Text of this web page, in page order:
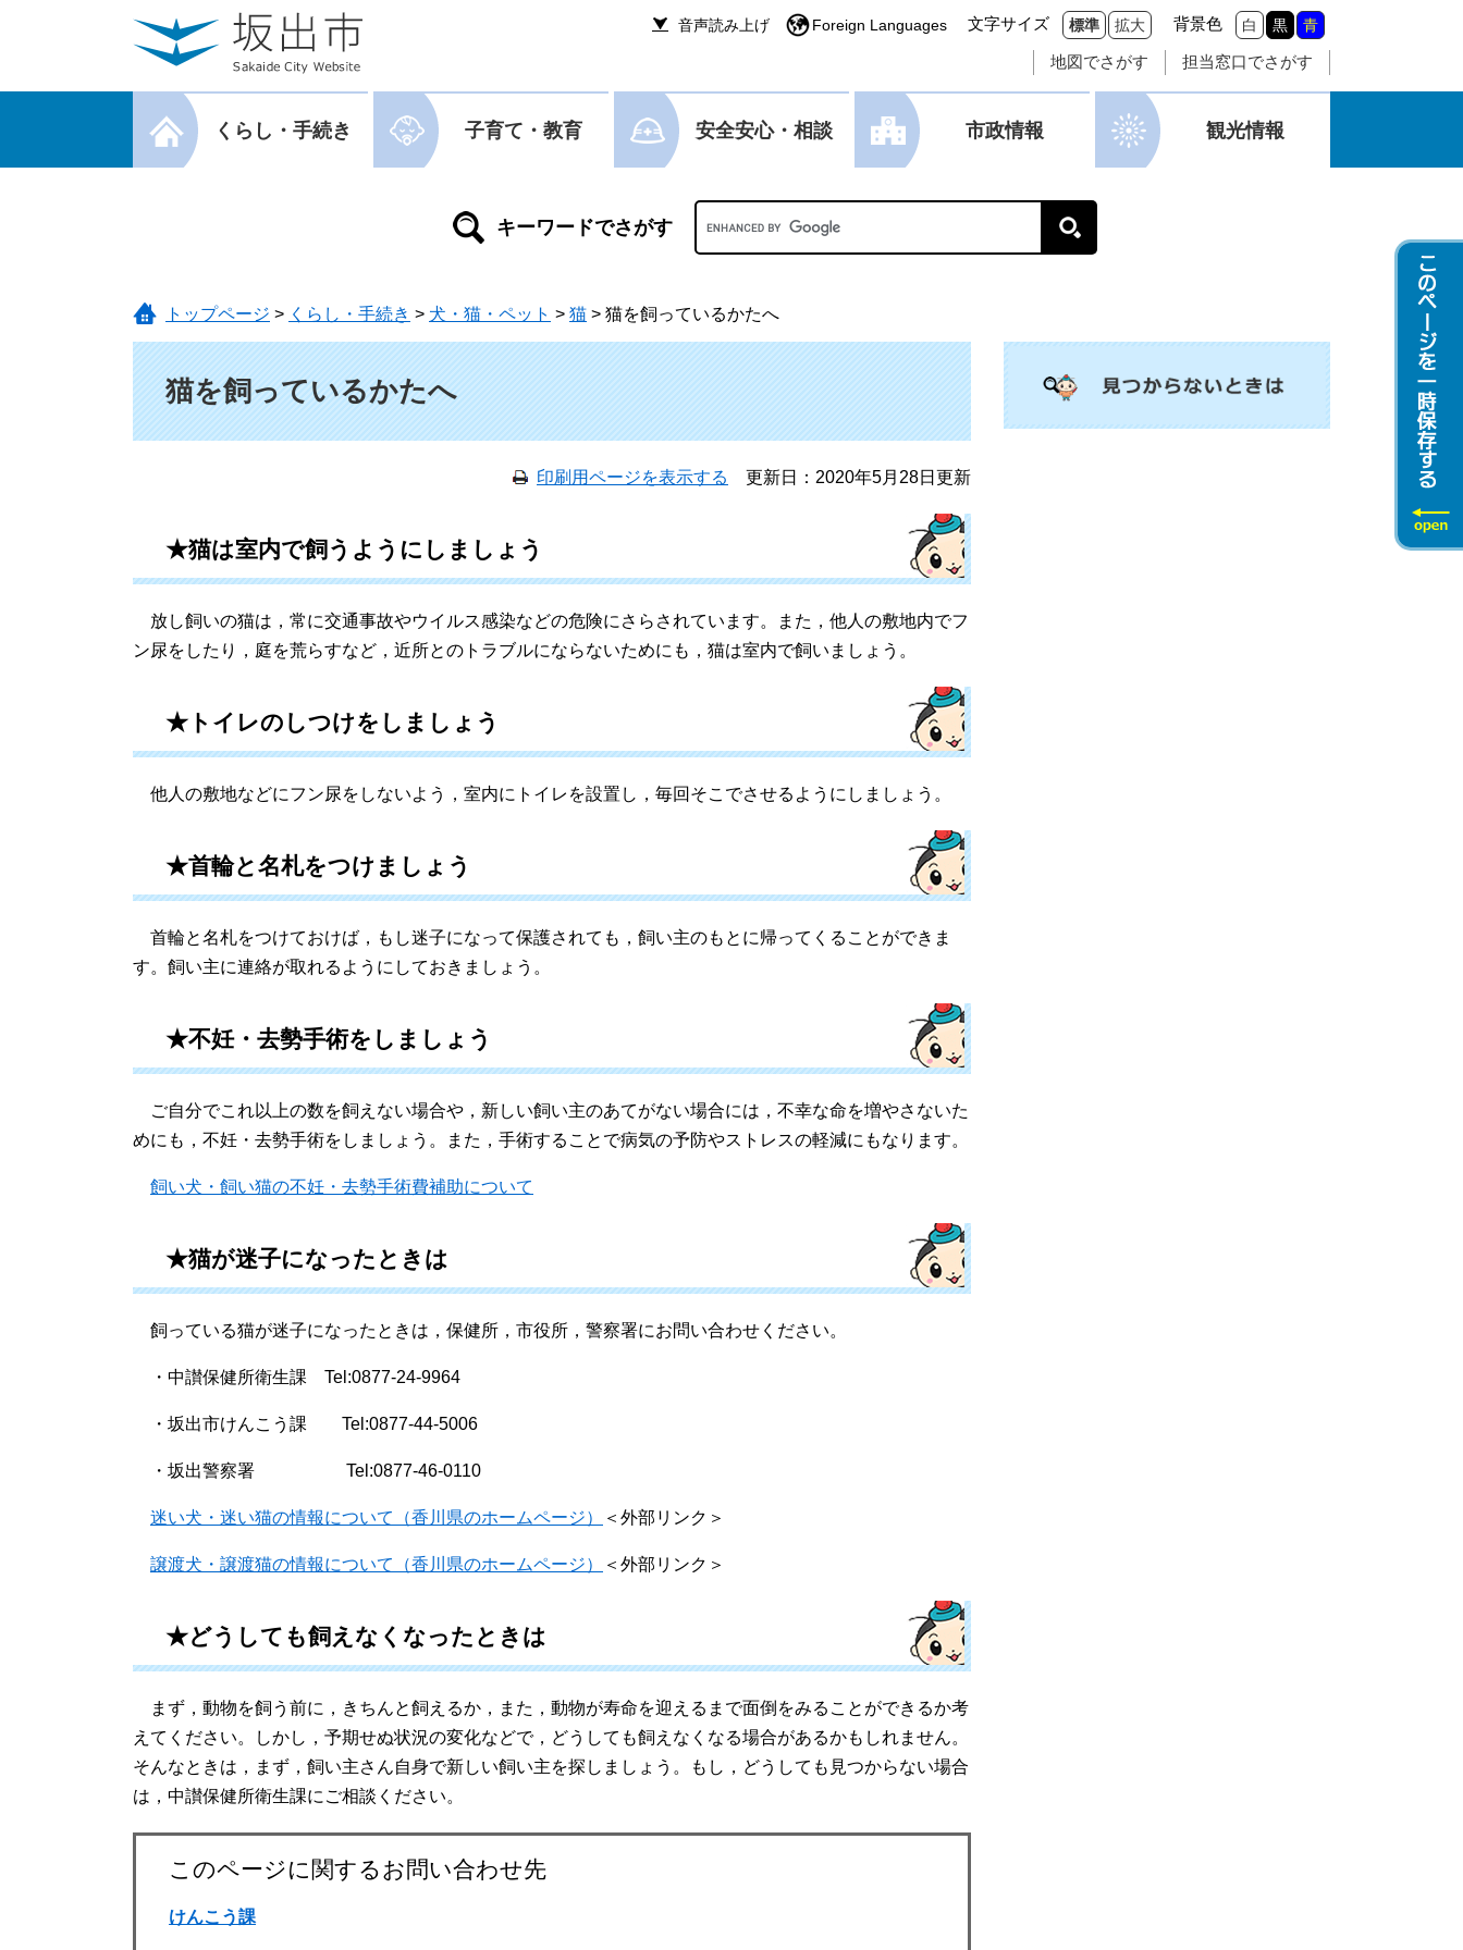
音声読み上げ Foreign Languages 文字サイズ 標準 拡大 背景色 白 黒 青
地図でさがす 担当窓口でさがす
メニューを閉じる
くらし・手続き 子育て・教育 安全安心・相談 市政情報 観光情報
Googleカスタム検索
トップページ > くらし・手続き > 犬・猫・ペット > 猫 > 猫を飼っているかたへ
猫を飼っているかたへ
印刷用ページを表示する 更新日：2020年5月28日更新
★猫は室内で飼うようにしましょう
放し飼いの猫は，常に交通事故やウイルス感染などの危険にさらされています。また，他人の敷地内でフ
ン尿をしたり，庭を荒らすなど，近所とのトラブルにならないためにも，猫は室内で飼いましょう。
★トイレのしつけをしましょう
他人の敷地などにフン尿をしないよう，室内にトイレを設置し，毎回そこでさせるようにしましょう。
★首輪と名札をつけましょう
首輪と名札をつけておけば，もし迷子になって保護されても，飼い主のもとに帰ってくることができま
す。飼い主に連絡が取れるようにしておきましょう。
★不妊・去勢手術をしましょう
ご自分でこれ以上の数を飼えない場合や，新しい飼い主のあてがない場合には，不幸な命を増やさないた
めにも，不妊・去勢手術をしましょう。また，手術することで病気の予防やストレスの軽減にもなります。
飼い犬・飼い猫の不妊・去勢手術費補助について
★猫が迷子になったときは
飼っている猫が迷子になったときは，保健所，市役所，警察署にお問い合わせください。
・中讃保健所衛生課 Tel:0877-24-9964
・坂出市けんこう課 Tel:0877-44-5006
・坂出警察署 Tel:0877-46-0110
迷い犬・迷い猫の情報について（香川県のホームページ） ＜外部リンク＞
譲渡犬・譲渡猫の情報について（香川県のホームページ） ＜外部リンク＞
★どうしても飼えなくなったときは
まず，動物を飼う前に，きちんと飼えるか，また，動物が寿命を迎えるまで面倒をみることができるか考
えてください。しかし，予期せぬ状況の変化などで，どうしても飼えなくなる場合があるかもしれません。
そんなときは，まず，飼い主さん自身で新しい飼い主を探しましょう。もし，どうしても見つからない場合
は，中讃保健所衛生課にご相談ください。
このページに関するお問い合わせ先
けんこう課